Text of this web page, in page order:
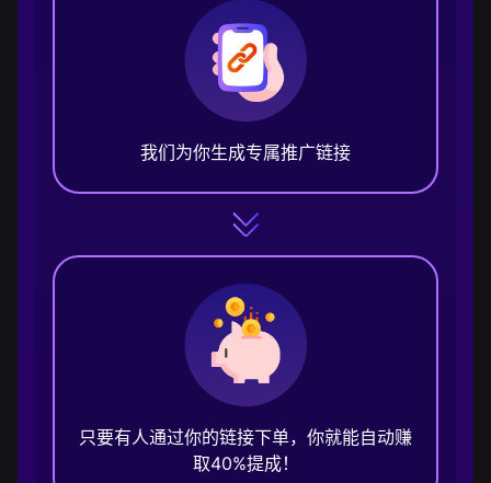
我们为你生成专属推广链接
只要有人通过你的链接下单，你就能自动赚
取40%提成！